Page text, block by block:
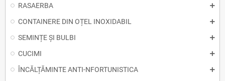
RASAERBA
CONTAINERE DIN OȚEL INOXIDABIL
SEMINȚE ȘI BULBI
CUCIMI
ÎNCĂLȚĂMINTE ANTI-NFORTUNISTICA